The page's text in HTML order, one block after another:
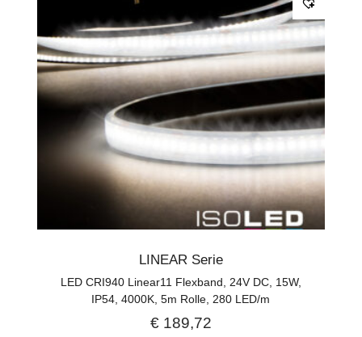
LINEAR Serie
LED CRI940 Linear11 Flexband, 24V DC, 15W,
IP54, 4000K, 5m Rolle, 280 LED/m
€189,72